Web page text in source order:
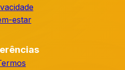
estar